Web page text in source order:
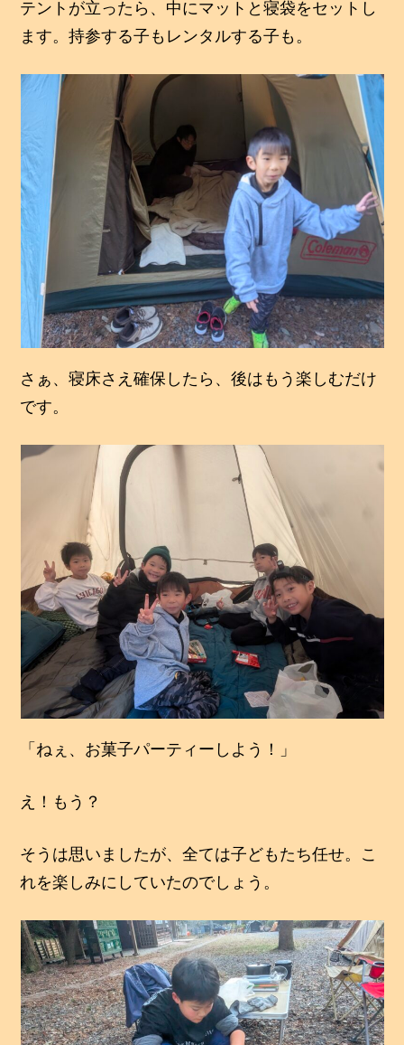
テントが立ったら、中にマットと寝袋をセットし
ます。持参する子もレンタルする子も。
さぁ、寝床さえ確保したら、後はもう楽しむだけ
です。
「ねぇ、お菓子パーティーしよう！」
え！もう？
そうは思いましたが、全ては子どもたち任せ。こ
れを楽しみにしていたのでしょう。